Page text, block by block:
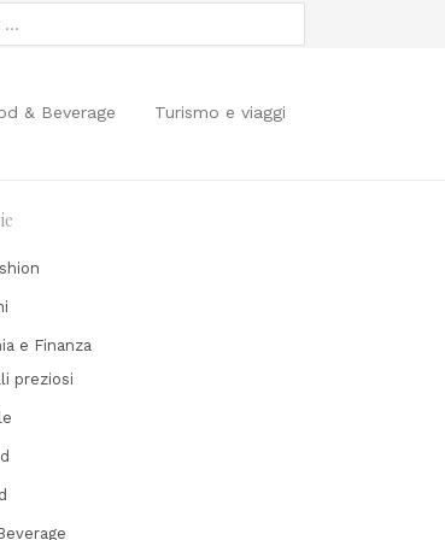
& Beverage Turismo e viaggi
e Finanza
preziosi